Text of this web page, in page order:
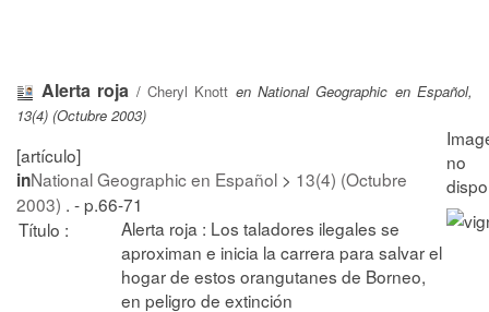
Alerta roja /Cheryl Knott en National Geographic en Español,
13(4) (Octubre 2003)
[artículo]
inNational Geographic en Español > 13(4) (Octubre
2003) . - p.66-71
Título :
Alerta roja : Los taladores ilegales se
aproximan e inicia la carrera para salvar el
hogar de estos orangutanes de Borneo,
en peligro de extinción